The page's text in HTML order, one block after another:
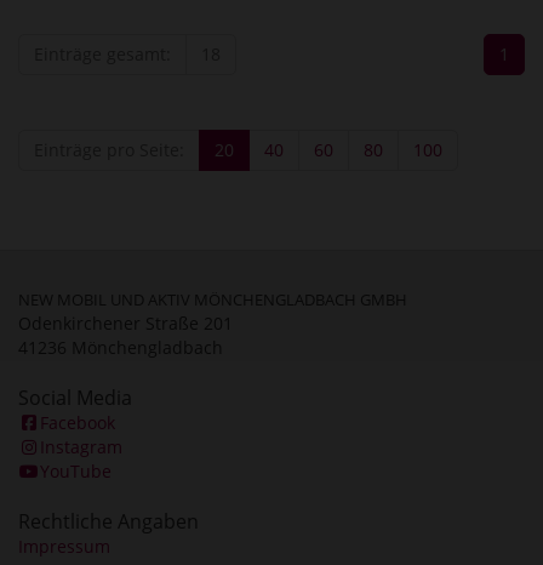
1
20 40 60 80 100
NEW MOBIL UND AKTIV MÖNCHENGLADBACH GMBH
Odenkirchener Straße 201
41236 Mönchengladbach
Social Media
Facebook
Instagram
YouTube
Rechtliche Angaben
Impressum